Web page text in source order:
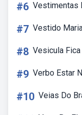
#6 Vestimentas
#7 Vestido
#8 Vesicula
#9 Verbo Estar
#10 Veias Do